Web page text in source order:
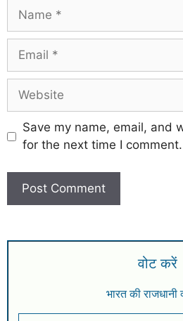
Save my name, email, and
for the next time I comment.
वोट करें
भारत की राजधानी